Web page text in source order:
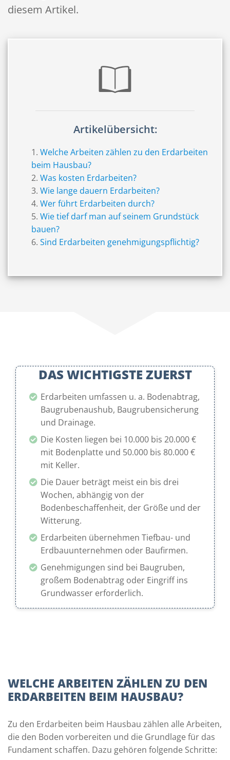
diesem Artikel.
Artikelübersicht:
Welche Arbeiten zählen zu den Erdarbeiten
beim Hausbau?
Was kosten Erdarbeiten?
Wie lange dauern Erdarbeiten?
Wer führt Erdarbeiten durch?
Wie tief darf man auf seinem Grundstück
bauen?
Sind Erdarbeiten genehmigungspflichtig?
DAS WICHTIGSTE ZUERST
Erdarbeiten umfassen u. a. Bodenabtrag,
Baugrubenaushub, Baugrubensicherung
und Drainage.
Die Kosten liegen bei 10.000 bis 20.000 €
mit Bodenplatte und 50.000 bis 80.000 €
mit Keller.
Die Dauer beträgt meist ein bis drei
Wochen, abhängig von der
Bodenbeschaffenheit, der Größe und der
Witterung.
Erdarbeiten übernehmen Tiefbau- und
Erdbauunternehmen oder Baufirmen.
Genehmigungen sind bei Baugruben,
großem Bodenabtrag oder Eingriff ins
Grundwasser erforderlich.
WELCHE ARBEITEN ZÄHLEN ZU DEN
ERDARBEITEN BEIM HAUSBAU?
Zu den Erdarbeiten beim Hausbau zählen alle Arbeiten,
die den Boden vorbereiten und die Grundlage für das
Fundament schaffen. Dazu gehören folgende Schritte: